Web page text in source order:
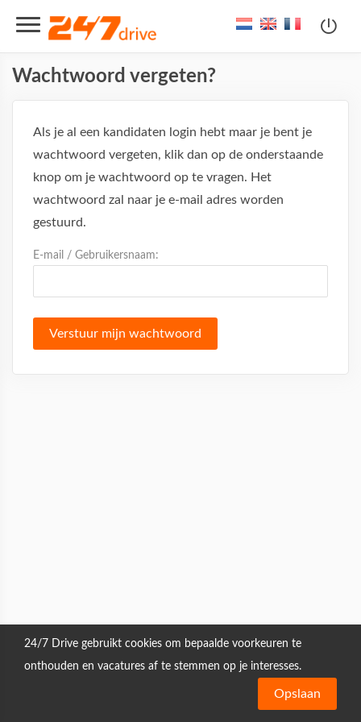
Wachtwoord vergeten?
Als je al een kandidaten login hebt maar je bent je
wachtwoord vergeten, klik dan op de onderstaande
knop om je wachtwoord op te vragen. Het
wachtwoord zal naar je e-mail adres worden
gestuurd.
E-mail / Gebruikersnaam:
24/7 Drive gebruikt cookies om bepaalde voorkeuren te
onthouden en vacatures af te stemmen op je interesses.